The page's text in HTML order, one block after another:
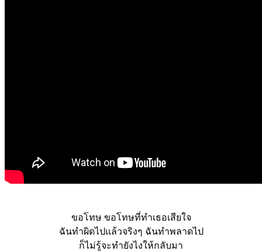
ขอโทษ ขอโทษที่ทำเธอเสียใจ
ฉันทำผิดไปแล้วจริงๆ ฉันทำพลาดไป
ก็ไม่รู้จะทำยังไงให้กลับมา